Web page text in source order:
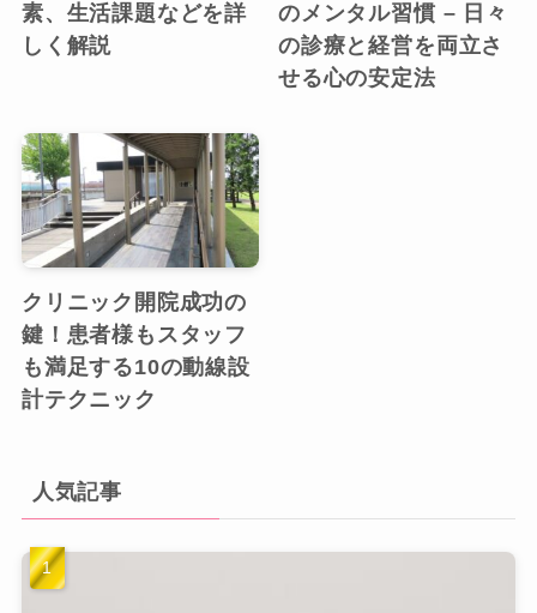
素、生活課題などを詳
しく解説
のメンタル習慣 – 日々
の診療と経営を両立さ
せる心の安定法
クリニック開院成功の
鍵！患者様もスタッフ
も満足する10の動線設
計テクニック
人気記事